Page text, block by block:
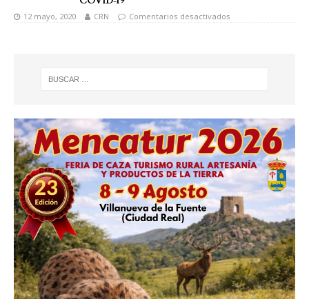
12 mayo, 2020 CRN Comentarios desactivados